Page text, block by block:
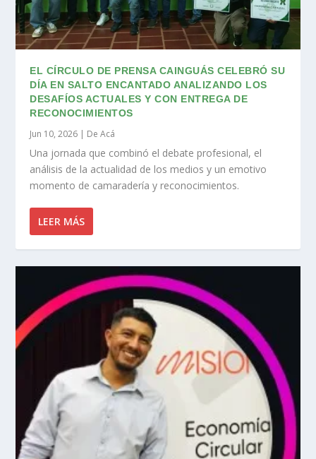
EL CÍRCULO DE PRENSA CAINGUÁS CELEBRÓ SU
DÍA EN SALTO ENCANTADO ANALIZANDO LOS
DESAFÍOS ACTUALES Y CON ENTREGA DE
RECONOCIMIENTOS
Jun 10, 2026 | De Acá
Una jornada que combinó el debate profesional, el
análisis de la actualidad de los medios y un emotivo
momento de camaradería y reconocimientos.
LEER MÁS